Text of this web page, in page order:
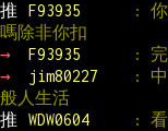
推 F93935
: 你
嗎除非你扣
→
F93935
: 完
→
jim80227
: 中
般人生活
推
WDW0604
: 看